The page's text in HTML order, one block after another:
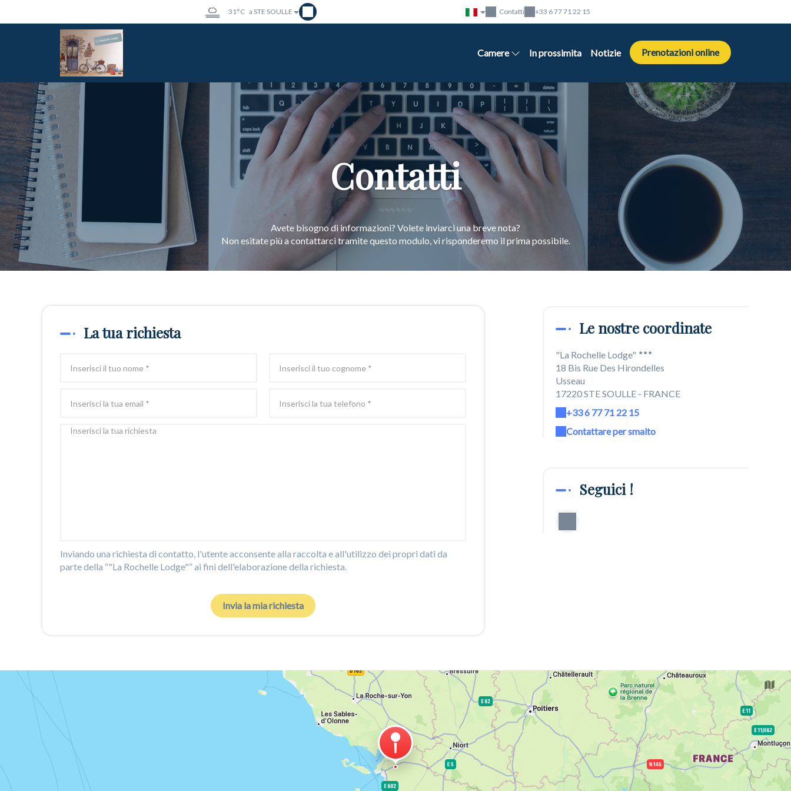
31°C a STE SOULLE Contatti +33 6 77 71 22 15
Camere In prossimita Notizie Prenotazioni online
Contatti
Avete bisogno di informazioni? Volete inviarci una breve nota?
Non esitate più a contattarci tramite questo modulo, vi risponderemo il prima possibile.
La tua richiesta
Inviando una richiesta di contatto, l'utente acconsente alla raccolta e all'utilizzo dei propri dati da
parte della “"La Rochelle Lodge"” ai fini dell'elaborazione della richiesta.
Le nostre coordinate
"La Rochelle Lodge"
18 Bis Rue Des Hirondelles
Usseau
17220 STE SOULLE - FRANCE
+33 6 77 71 22 15
Contattare per smalto
Seguici !